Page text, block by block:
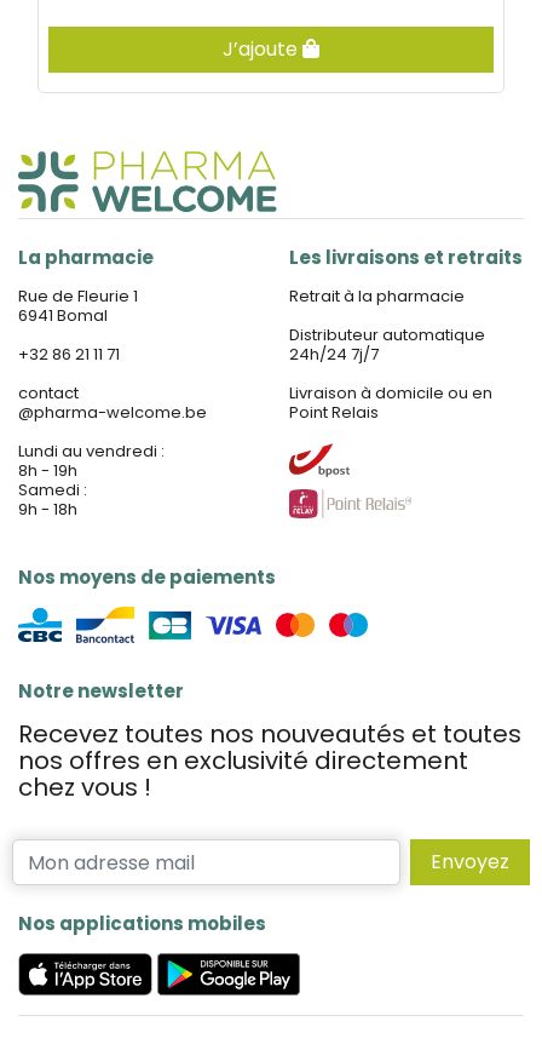
J’ajoute
La pharmacie
Rue de Fleurie 1
6941 Bomal
+32 86 21 11 71
contact
@pharma-welcome.be
Lundi au vendredi :
8h - 19h
Samedi :
9h - 18h
Nos moyens de paiements
Les livraisons et retraits
Retrait à la pharmacie
Distributeur automatique
24h/24 7j/7
Livraison à domicile ou en
Point Relais
Notre newsletter
Recevez toutes nos nouveautés et toutes
nos offres en exclusivité directement
chez vous !
Envoyez
Nos applications mobiles